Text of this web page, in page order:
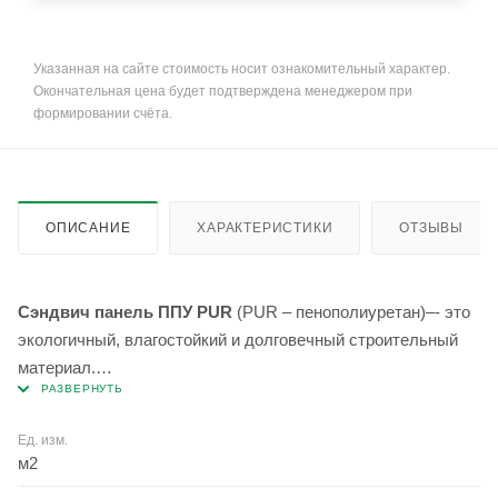
Указанная на сайте стоимость носит ознакомительный характер.
Окончательная цена будет подтверждена менеджером при
формировании счёта.
ОПИСАНИЕ ХАРАКТЕРИСТИКИ ОТЗЫВЫ
Сэндвич панель ППУ PUR (PUR – пенополиуретан)–- это
экологичный, влагостойкий и долговечный строительный
материал.
оцинкованный металл российского производства, середина
Ед. изм.
м2